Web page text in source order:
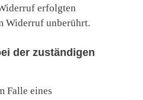
erfolgten
Widerruf unberührt.
der zuständigen
Falle eines